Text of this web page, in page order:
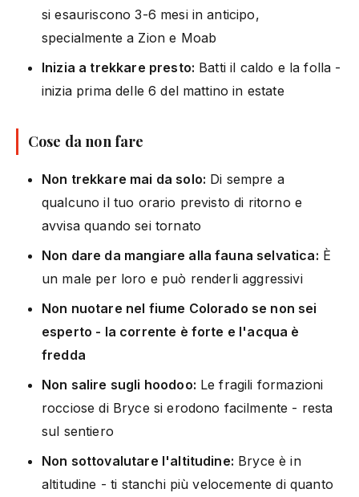
si esauriscono 3-6 mesi in anticipo,
specialmente a Zion e Moab
Inizia a trekkare presto: Batti il caldo e la folla -
inizia prima delle 6 del mattino in estate
Cose da non fare
Non trekkare mai da solo: Di sempre a
qualcuno il tuo orario previsto di ritorno e
avvisa quando sei tornato
Non dare da mangiare alla fauna selvatica: È
un male per loro e può renderli aggressivi
Non nuotare nel fiume Colorado se non sei
esperto - la corrente è forte e l'acqua è
fredda
Non salire sugli hoodoo: Le fragili formazioni
rocciose di Bryce si erodono facilmente - resta
sul sentiero
Non sottovalutare l'altitudine: Bryce è in
altitudine - ti stanchi più velocemente di quanto